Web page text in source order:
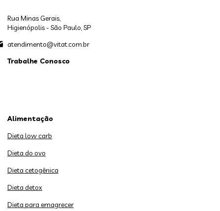
Rua Minas Gerais,
Higienópolis - São Paulo, SP
atendimento@vitat.com.br
Trabalhe Conosco
Alimentação
Dieta low carb
Dieta do ovo
Dieta cetogênica
Dieta detox
Dieta para emagrecer